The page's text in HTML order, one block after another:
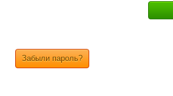
Забыли пароль?